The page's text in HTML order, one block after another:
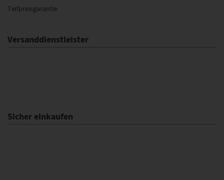
Tiefpreisgarantie
Versanddienstleister
Sicher einkaufen